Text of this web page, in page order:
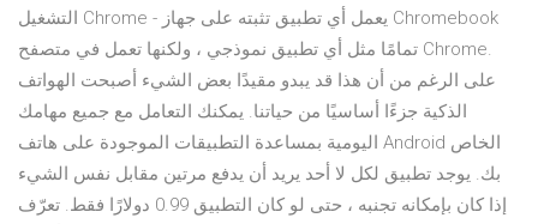
التشغيل Chrome - يعمل أي تطبيق تثبته على جهاز Chromebook
تمامًا مثل أي تطبيق نموذجي ، ولكنها تعمل في متصفح Chrome.
على الرغم من أن هذا قد يبدو مقيدًا بعض الشيء أصبحت الهواتف
الذكية جزءًا أساسيًا من حياتنا. يمكنك التعامل مع جميع مهامك
اليومية بمساعدة التطبيقات الموجودة على هاتف Android الخاص
بك. يوجد تطبيق لكل لا أحد يريد أن يدفع مرتين مقابل نفس الشيء
إذا كان بإمكانه تجنبه ، حتى لو كان التطبيق 0.99 دولارًا فقط. تعرّف